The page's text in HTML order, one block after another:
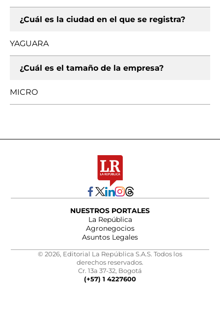
¿Cuál es la ciudad en el que se registra?
YAGUARA
¿Cuál es el tamaño de la empresa?
MICRO
NUESTROS PORTALES
La República
Agronegocios
Asuntos Legales
© 2026, Editorial La República S.A.S. Todos los
derechos reservados.
Cr. 13a 37-32, Bogotá
(+57) 1 4227600